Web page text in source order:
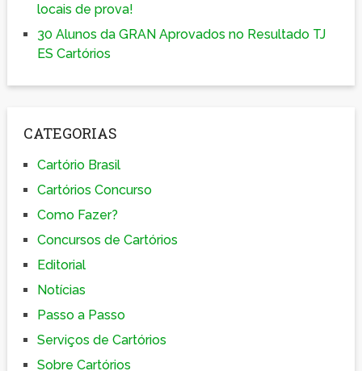
locais de prova!
30 Alunos da GRAN Aprovados no Resultado TJ
ES Cartórios
CATEGORIAS
Cartório Brasil
Cartórios Concurso
Como Fazer?
Concursos de Cartórios
Editorial
Notícias
Passo a Passo
Serviços de Cartórios
Sobre Cartórios